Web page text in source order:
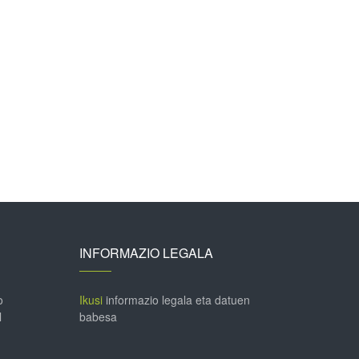
INFORMAZIO LEGALA
Ikusiinformazio legala eta datuen
babesa